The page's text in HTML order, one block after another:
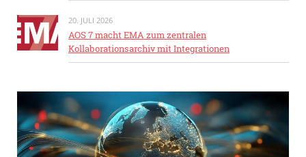
20. JULI 2026
AOS 7 macht EMA zum zentralen
Kollaborationsarchiv mit Integrationen